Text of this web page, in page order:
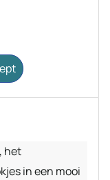
het
in een mooi